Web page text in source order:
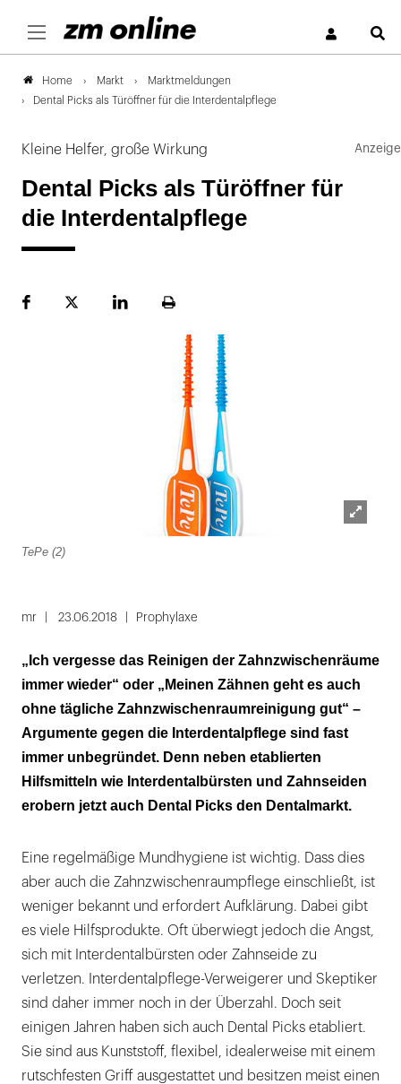
Home Markt
Marktmeldungen
Dental Picks als Türöffner für die Interdentalpflege
Kleine Helfer, große Wirkung
Dental Picks als Türöffner für
die Interdentalpflege
FacebookPlattformLinekdInSeite
TePe (2)
mr 23.06.2018 Prophylaxe
„Ich vergesse das Reinigen der Zahnzwischenräume
immer wieder“ oder „Meinen Zähnen geht es auch
ohne tägliche Zahnzwischenraumreinigung gut“ –
Argumente gegen die Interdentalpflege sind fast
immer unbegründet. Denn neben etablierten
Hilfsmitteln wie Interdentalbürsten und Zahnseiden
erobern jetzt auch Dental Picks den Dentalmarkt.
Eine regelmäßige Mundhygiene ist wichtig. Dass dies
aber auch die Zahnzwischenraumpflege einschließt, ist
weniger bekannt und erfordert Aufklärung. Dabei gibt
es viele Hilfsprodukte. Oft überwiegt jedoch die Angst,
sich mit Interdentalbürsten oder Zahnseide zu
verletzen. Interdentalpflege-Verweigerer und Skeptiker
sind daher immer noch in der Überzahl. Doch seit
einigen Jahren haben sich auch Dental Picks etabliert.
Sie sind aus Kunststoff, flexibel, idealerweise mit einem
rutschfesten Griff ausgestattet und besitzen meist einen